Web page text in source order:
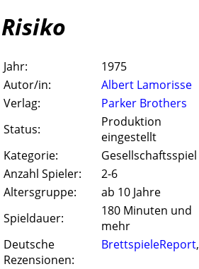
Risiko
Jahr:
1975
Autor/in:
Albert Lamorisse
Verlag:
Parker Brothers
Status:
Produktion
eingestellt
Kategorie:
Gesellschaftsspiel
Anzahl Spieler:
2-6
Altersgruppe:
ab 10 Jahre
Spieldauer:
180 Minuten und
mehr
Deutsche
Rezensionen:
BrettspieleReport